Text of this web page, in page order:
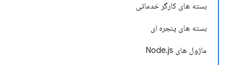
بسته های کارگر خدماتی
بسته های پنجره ای
ماژول های Node.js